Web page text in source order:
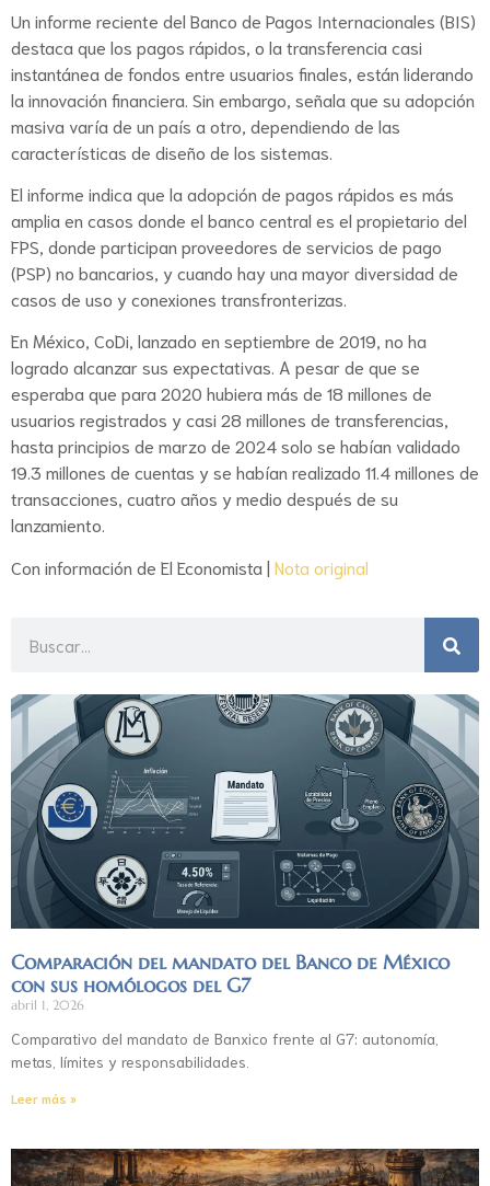
Un informe reciente del Banco de Pagos Internacionales (BIS)
destaca que los pagos rápidos, o la transferencia casi
instantánea de fondos entre usuarios finales, están liderando
la innovación financiera. Sin embargo, señala que su adopción
masiva varía de un país a otro, dependiendo de las
características de diseño de los sistemas.
El informe indica que la adopción de pagos rápidos es más
amplia en casos donde el banco central es el propietario del
FPS, donde participan proveedores de servicios de pago
(PSP) no bancarios, y cuando hay una mayor diversidad de
casos de uso y conexiones transfronterizas.
En México, CoDi, lanzado en septiembre de 2019, no ha
logrado alcanzar sus expectativas. A pesar de que se
esperaba que para 2020 hubiera más de 18 millones de
usuarios registrados y casi 28 millones de transferencias,
hasta principios de marzo de 2024 solo se habían validado
19.3 millones de cuentas y se habían realizado 11.4 millones de
transacciones, cuatro años y medio después de su
lanzamiento.
Con información de El Economista | Nota original
Comparación del mandato del Banco de México
con sus homólogos del G7
abril 1, 2026
Comparativo del mandato de Banxico frente al G7: autonomía,
metas, límites y responsabilidades.
Leer más »